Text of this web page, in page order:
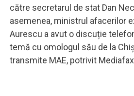
către secretarul de stat Dan
asemenea, ministrul afacerilor
Aurescu a avut o discuție
temă cu omologul său de la
transmite MAE, potrivit